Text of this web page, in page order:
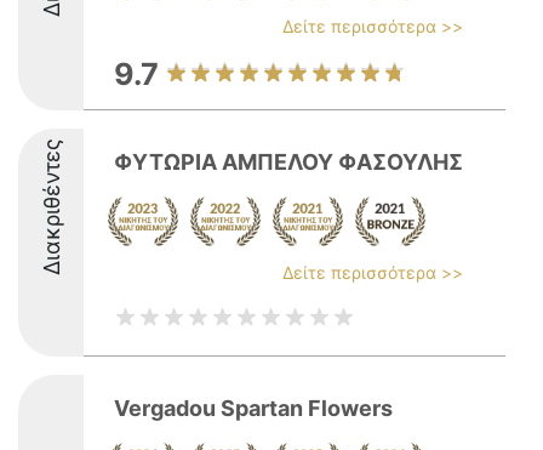
Δείτε περισσότερα >>
9.7
Διακριθέντες ΦΥΤΩΡΙΑ ΑΜΠΕΛΟΥ ΦΑΣΟΥΛHΣ
Δείτε περισσότερα >>
Vergadou Spartan Flowers